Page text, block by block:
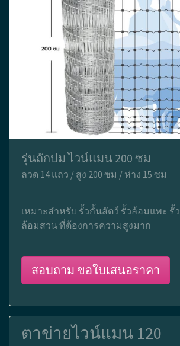
รุ่นถักปม ไวน์แมน 200 ซม
ลวด 14 แถว / สูง 200 ซม / ห่าง 15 ซม
เหมาะสำหรับ รั้วกั้นสัตว์ รั้วล้อมแพะ รั้
ล้อมสวน ที่ต้องการความสูงมาก
สอบถาม ขอใบเสนอราคา
ตาข่ายไวน์แมน 120